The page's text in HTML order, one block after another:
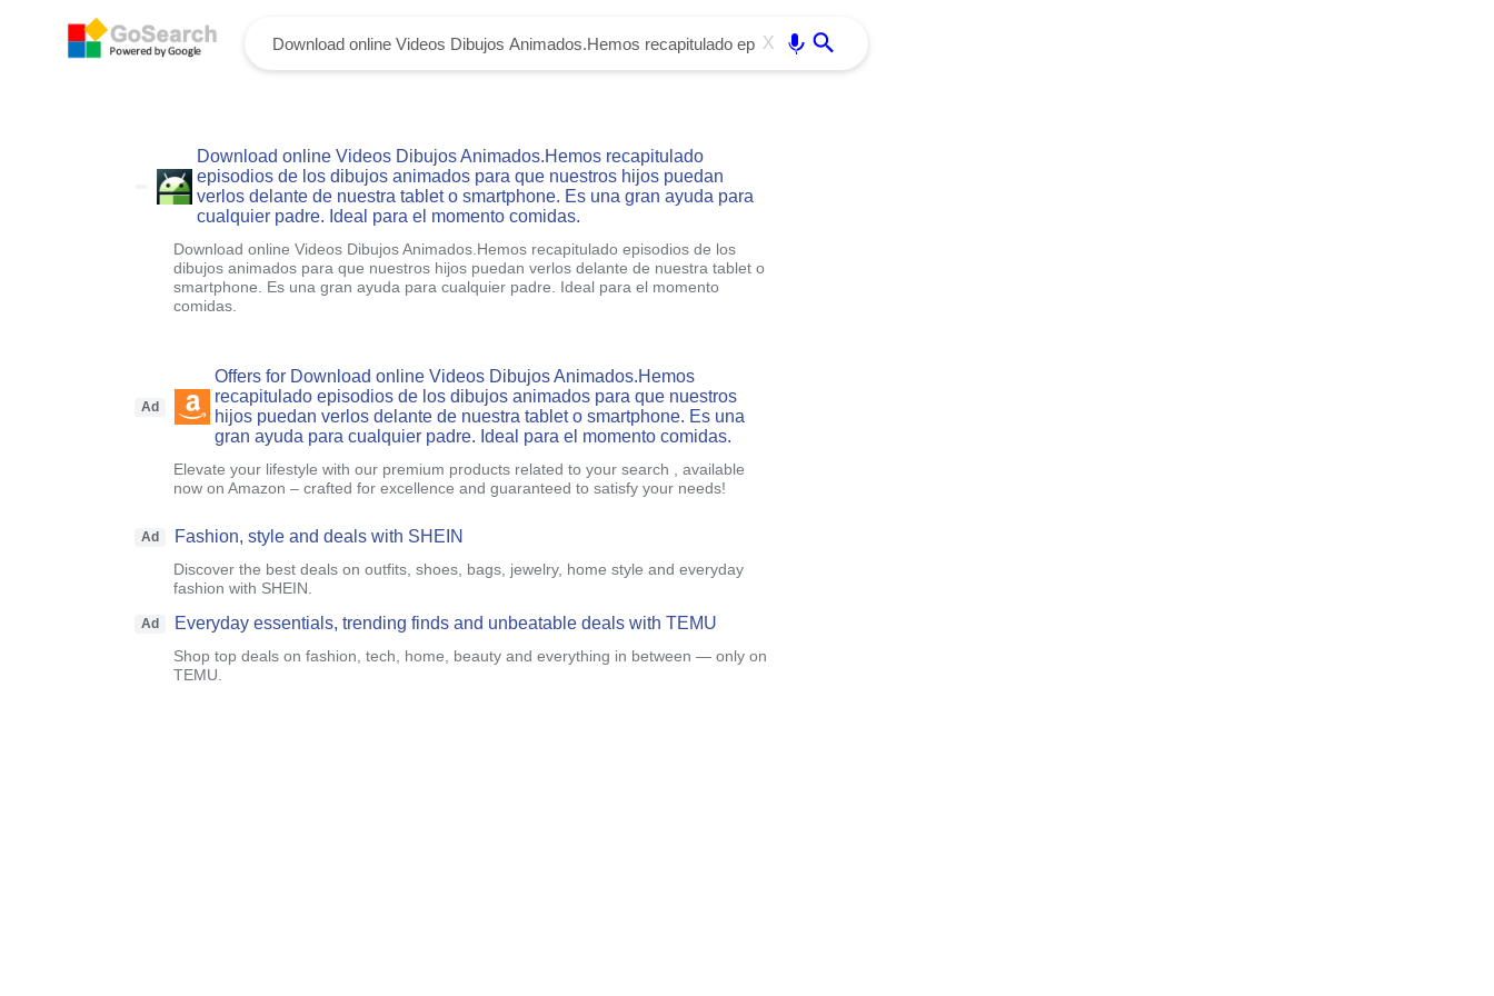
X
Download online Videos Dibujos Animados.Hemos recapitulado
episodios de los dibujos animados para que nuestros hijos puedan
verlos delante de nuestra tablet o smartphone. Es una gran ayuda para
cualquier padre. Ideal para el momento comidas.
Download online Videos Dibujos Animados.Hemos recapitulado episodios de los
dibujos animados para que nuestros hijos puedan verlos delante de nuestra tablet o
smartphone. Es una gran ayuda para cualquier padre. Ideal para el momento
comidas.
Ad
Offers for Download online Videos Dibujos Animados.Hemos
recapitulado episodios de los dibujos animados para que nuestros
hijos puedan verlos delante de nuestra tablet o smartphone. Es una
gran ayuda para cualquier padre. Ideal para el momento comidas.
Elevate your lifestyle with our premium products related to your search , available
now on Amazon – crafted for excellence and guaranteed to satisfy your needs!
Ad Fashion, style and deals with SHEIN
Discover the best deals on outfits, shoes, bags, jewelry, home style and everyday
fashion with SHEIN.
Ad Everyday essentials, trending finds and unbeatable deals with TEMU
Shop top deals on fashion, tech, home, beauty and everything in between — only on
TEMU.